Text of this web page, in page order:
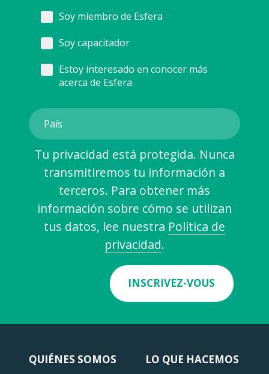
Soy miembro de Esfera
Soy capacitador
Estoy interesado en conocer más
acerca de Esfera
Tu privacidad está protegida. Nunca
transmitiremos tu información a
terceros. Para obtener más
información sobre cómo se utilizan
tus datos, lee nuestra Política de
privacidad.
INSCRIVEZ-VOUS
QUIÉNES SOMOS LO QUE HACEMOS